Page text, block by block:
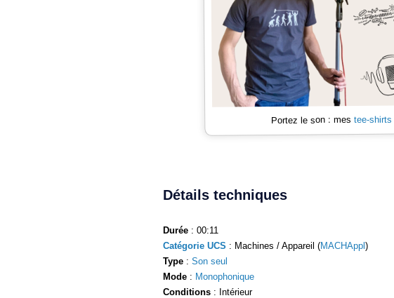
Portez le son : mestee-shirts
Détails techniques
Durée : 00:11
Catégorie UCS : Machines / Appareil (MACHAppl)
Type : Son seul
Mode : Monophonique
Conditions : Intérieur